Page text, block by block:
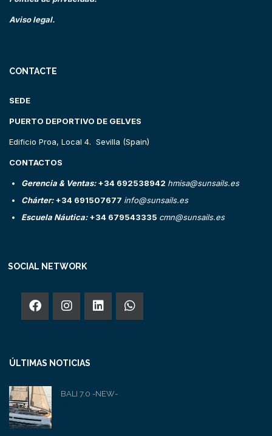
Aviso legal.
CONTACTE
SEDE
PUERTO DEPORTIVO DE GELVES
Edificio Proa, Local 4. Sevilla (Spain)
CONTACTOS
Gerencia & Ventas:+34 692538942 hmisa@sunsails.es
Chárter:+34 691507677 info@sunsails.es
Escuela Náutica:+34 679543335 cmn@sunsails.es
SOCIAL NETWORK
ÚLTIMAS NOTICIAS
BALI 7.0 -NEW-